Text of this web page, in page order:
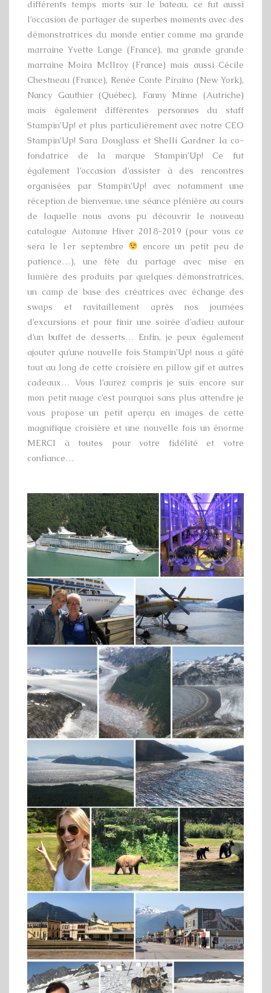
différents temps morts sur le bateau, ce fut aussi
l’occasion de partager de superbes moments avec des
démonstratrices du monde entier comme ma grande
marraine Yvette Lange (France), ma grande grande
marraine Moira McIlroy (France) mais aussi Cécile
Chestneau (France), Renée Conte Piraino (New York),
Nancy Gauthier (Québec), Fanny Minne (Autriche)
mais également différentes personnes du staff
Stampin’Up! et plus particulièrement avec notre CEO
Stampin’Up! Sara Douglass et Shelli Gardner la co-
fondatrice de la marque Stampin’Up! Ce fut
également l’occasion d’assister à des rencontres
organisées par Stampin’Up! avec notamment une
réception de bienvenue, une séance plénière au cours
de laquelle nous avons pu découvrir le nouveau
catalogue Automne Hiver 2018-2019 (pour vous ce
sera le 1er septembre
encore un petit peu de
patience…), une fête du partage avec mise en
lumière des produits par quelques démonstratrices,
un camp de base des créatrices avec échange des
swaps et ravitaillement après nos journées
d’excursions et pour finir une soirée d’adieu autour
d’un buffet de desserts… Enfin, je peux également
ajouter qu’une nouvelle fois Stampin’Up! nous a gâté
tout au long de cette croisière en pillow gif et autres
cadeaux… Vous l’aurez compris je suis encore sur
mon petit nuage c’est pourquoi sans plus attendre je
vous propose un petit aperçu en images de cette
magnifique croisière et une nouvelle fois un énorme
MERCI à toutes pour votre fidélité et votre
confiance…